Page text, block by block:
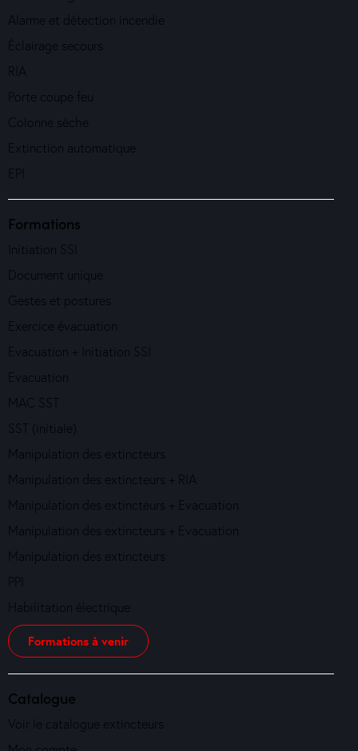
Alarme et détection incendie
Éclairage secours
RIA
Porte coupe feu
Colonne sèche
Extinction automatique
EPI
Formations
Initiation SSI
Document unique
Gestes et postures
Exercice évacuation
Evacuation + Initiation SSI
Evacuation
MAC SST
SST (initiale)
Manipulation des extincteurs
Manipulation des extincteurs + RIA
Manipulation des extincteurs + Evacuation
Manipulation des extincteurs + Evacuation
Manipulation des extincteurs
PPI
Habilitation électrique
Formations à venir
Catalogue
Voir le catalogue extincteurs